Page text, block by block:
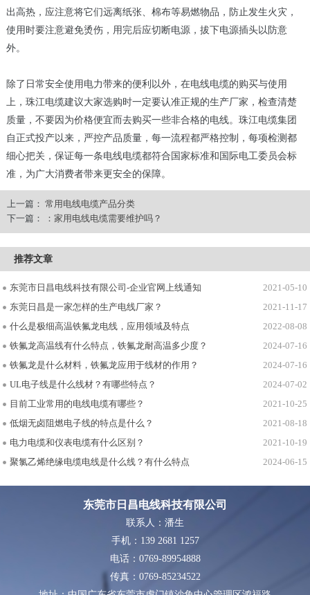
出高热，应注意将它们远离纸张、棉布等易燃物品，防止发生火灾，
使用时要注意避免烫伤，用完后应切断电源，拔下电源插头以防意
外。
除了日常安全使用电力带来的便利以外，在电线电缆的购买与使用
上，珠江电缆建议大家选购时一定要认准正规的生产厂家，检查清楚
质量，不要因为价格便宜而去购买一些非合格的电线。珠江电缆集团
自正式投产以来，严控产品质量，每一流程都严格控制，每项检测都
细心把关，保证每一条电线电缆都符合国家标准和国际电工委员会标
准，为广大消费者带来更安全的保障。
上一篇： 常用电线电缆产品分类
下一篇：
：家用电线电缆需要维护吗？
推荐文章
2021-05-10
东莞市日昌电线科技有限公司-企业官网上线通知
2021-11-17
东莞日昌是一家怎样的生产电线厂家？
2022-08-08
什么是极细高温铁氟龙电线，应用领域及特点
2024-07-16
铁氟龙高温线有什么特点，铁氟龙耐高温多少度？
2024-07-16
铁氟龙是什么材料，铁氟龙应用于线材的作用？
2024-07-02
UL电子线是什么线材？有哪些特点？
2021-10-25
目前工业常用的电线电缆有哪些？
2021-08-18
低烟无卤阻燃电子线的特点是什么？
2021-10-19
电力电缆和仪表电缆有什么区别？
2024-06-15
聚氯乙烯绝缘电缆电线是什么线？有什么特点
东莞市日昌电线科技有限公司
联系人：潘生
手机：139 2681 1257
电话：0769-89954888
传真：0769-85234522